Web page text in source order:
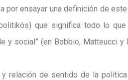
por ensayar una definición de
que significa todo lo
y social” (en Bobbio, Matteucci
relación de sentido de la